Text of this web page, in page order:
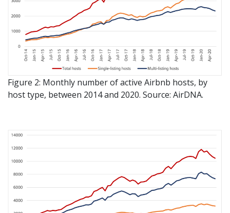
Figure 2: Monthly number of active Airbnb hosts, by
host type, between 2014 and 2020. Source: AirDNA.